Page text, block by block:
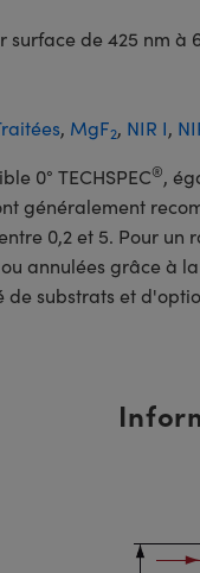
surface de 425 nm à
, MgF2, NIR I,
0° TECHSPEC®,
généralement
0,2 et 5. Pour
annulées grâce à
de substrats et